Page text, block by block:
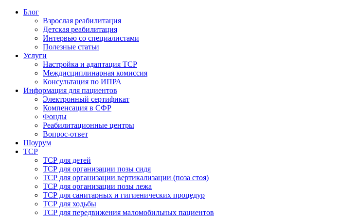
Блог
Взрослая реабилитация
Детская реабилитация
Интервью со специалистами
Полезные статьи
Услуги
Настройка и адаптация ТСР
Междисциплинарная комиссия
Консультация по ИПРА
Информация для пациентов
Электронный сертификат
Компенсация в СФР
Фонды
Реабилитационные центры
Вопрос-ответ
Шоурум
ТСР
ТСР для детей
ТСР для организации позы сидя
ТСР для организации вертикализации (поза стоя)
ТСР для организации позы лежа
ТСР для санитарных и гигиенических процедур
ТСР для ходьбы
ТСР для передвижения маломобильных пациентов